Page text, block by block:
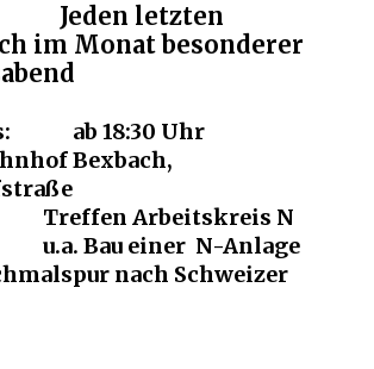
letzten
im Monat besonderer
ab 18:30 Uhr
Bexbach,
Arbeitskreis N
einer N-Anlage
nach Schweizer